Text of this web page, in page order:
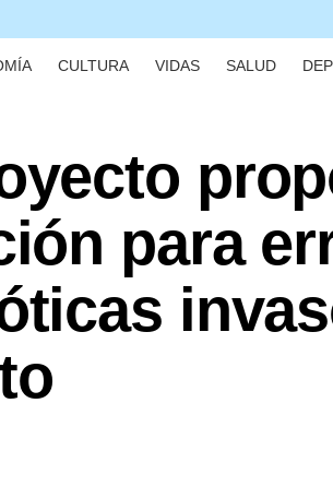
CULTURA VIDAS SALUD
para